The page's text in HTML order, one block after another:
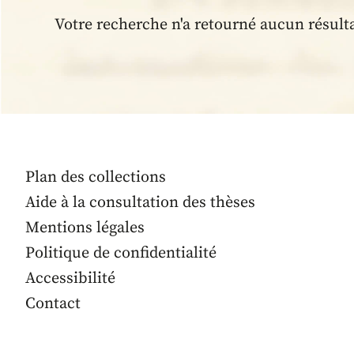
Votre recherche n'a retourné aucun
Plan des collections
Aide à la consultation des thèses
Mentions légales
Politique de confidentialité
Accessibilité
Contact